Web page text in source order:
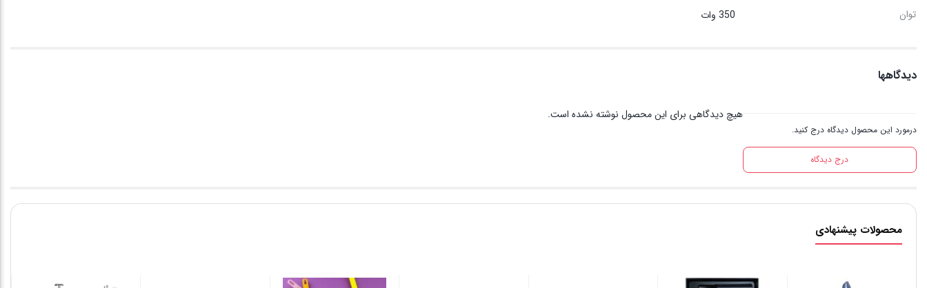
توان 350 وات
دیدگاهها
درمورد این محصول دیدگاه درج کنید.
درج دیدگاه
هیچ دیدگاهی برای این محصول نوشته نشده است.
محصولات پیشنهادی